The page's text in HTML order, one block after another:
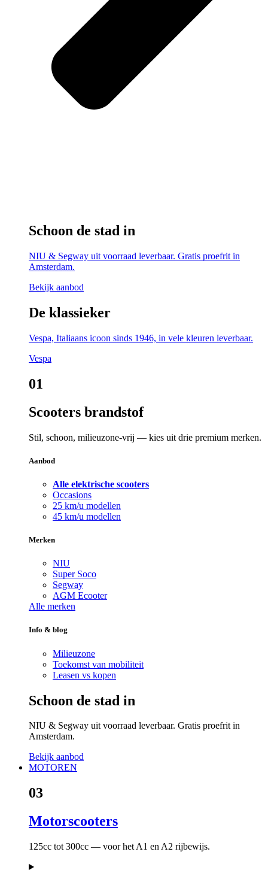
Schoon de stad in
NIU & Segway uit voorraad leverbaar. Gratis proefrit in
Amsterdam.
Bekijk aanbod
De klassieker
Vespa, Italiaans icoon sinds 1946, in vele kleuren leverbaar.
Vespa
01
Scooters brandstof
Stil, schoon, milieuzone-vrij — kies uit drie premium merken.
Aanbod
Alle elektrische scooters
Occasions
25 km/u modellen
45 km/u modellen
Merken
NIU
Super Soco
Segway
AGM Ecooter
Alle merken
Info & blog
Milieuzone
Toekomst van mobiliteit
Leasen vs kopen
Schoon de stad in
NIU & Segway uit voorraad leverbaar. Gratis proefrit in
Amsterdam.
Bekijk aanbod
MOTOREN
03
Motorscooters
125cc tot 300cc — voor het A1 en A2 rijbewijs.